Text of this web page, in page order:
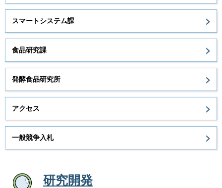
スマートシステム課
食品研究課
発酵食品研究所
アクセス
一般競争入札
研究開発